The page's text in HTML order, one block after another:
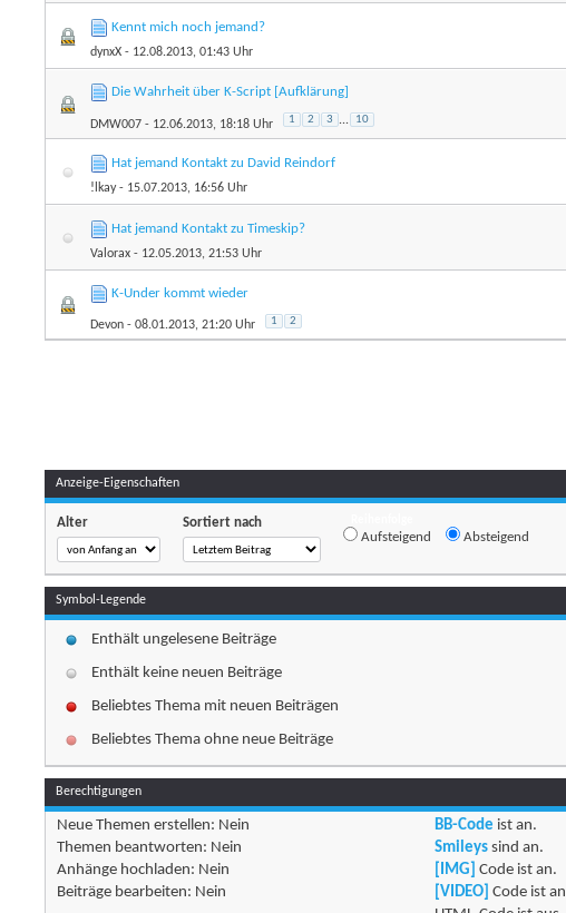
Kennt mich noch jemand?
dynxX - 12.08.2013, 01:43 Uhr
Die Wahrheit über K-Script [Aufklärung]
DMW007 - 12.06.2013, 18:18 Uhr 1 2 3 ... 10
Hat jemand Kontakt zu David Reindorf
!lkay- 15.07.2013, 16:56 Uhr
Hat jemand Kontakt zu Timeskip?
Valorax - 12.05.2013, 21:53 Uhr
K-Under kommt wieder
Devon - 08.01.2013, 21:20 Uhr 1 2
Anzeige-Eigenschaften
Alter Sortiert nach
Aufsteigend Absteigend
Symbol-Legende
Enthält ungelesene Beiträge
Enthält keine neuen Beiträge
Beliebtes Thema mit neuen Beiträgen
Beliebtes Thema ohne neue Beiträge
Berechtigungen
Neue Themen erstellen: Nein
Themen beantworten: Nein
Anhänge hochladen: Nein
Beiträge bearbeiten: Nein
BB-Code ist an.
Smileyssind an.
[IMG] Code ist an.
[VIDEO] Code ist an